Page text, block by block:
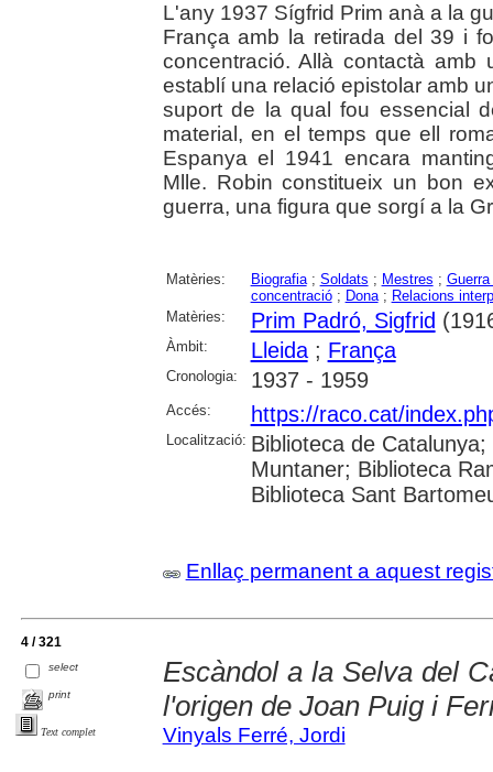
L'any 1937 Sígfrid Prim anà a la
França amb la retirada del 39 i
concentració. Allà contactà
establí una relació epistolar amb
suport de la qual fou essencial
material, en el temps que ell
Espanya el 1941 encara
Mlle. Robin constitueix un bon
guerra, una figura que sorgí a la
Matèries: Biografia; Soldats ; Mestres ;
concentració; Dona; Relacions
Matèries:
Prim Padró, Sigfrid
Àmbit: Lleida; França
Cronologia: 1937 - 1959
Accés: https://raco.cat/
Localització: Biblioteca de
Muntaner; Biblioteca
Biblioteca Sant
Enllaç permanent a aquest
4 / 321
select
print
Text complet
Escàndol a la Selva del
l'origen de Joan Puig i
Vinyals Ferré, Jordi